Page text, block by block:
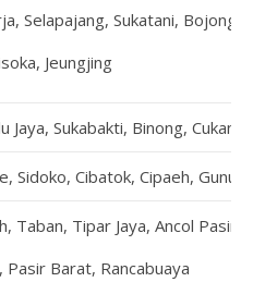
Selapajang, Sukatani,
Jeungjing
Jaya, Sukabakti, Binong,
Sidoko, Cibatok, Cipaeh,
Taban, Tipar Jaya, Ancol Pasir,
Pasir Barat, Rancabuaya